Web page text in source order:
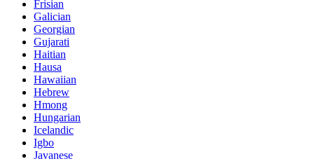
Frisian
Galician
Georgian
Gujarati
Haitian
Hausa
Hawaiian
Hebrew
Hmong
Hungarian
Icelandic
Igbo
Javanese